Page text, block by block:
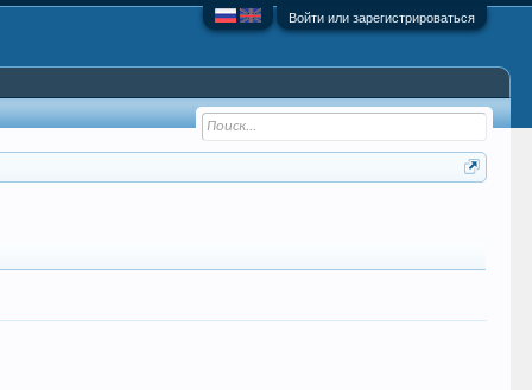
Войти или зарегистрироваться